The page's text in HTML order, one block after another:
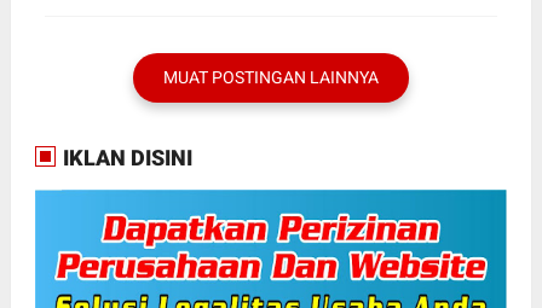
MUAT POSTINGAN LAINNYA
IKLAN DISINI